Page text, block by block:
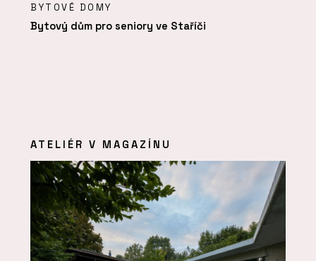
BYTOVÉ DOMY
Bytový dům pro seniory ve Staříči
ATELIÉR V MAGAZÍNU